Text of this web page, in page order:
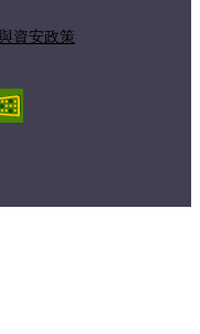
資安政策